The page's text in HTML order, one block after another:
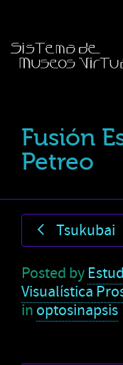
Fusión
Petreo
Tsukubai
Posted by
Visualística
in optosinapsis